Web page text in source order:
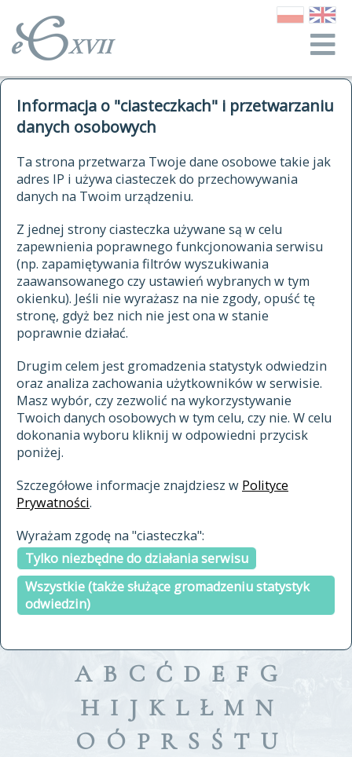
Informacja o "ciasteczkach" i przetwarzaniu
danych osobowych
Ta strona przetwarza Twoje dane osobowe takie jak
adres IP i używa ciasteczek do przechowywania
danych na Twoim urządzeniu.
Z jednej strony ciasteczka używane są w celu
zapewnienia poprawnego funkcjonowania serwisu
(np. zapamiętywania filtrów wyszukiwania
zaawansowanego czy ustawień wybranych w tym
okienku). Jeśli nie wyrażasz na nie zgody, opuść tę
stronę, gdyż bez nich nie jest ona w stanie
poprawnie działać.
Drugim celem jest gromadzenia statystyk odwiedzin
oraz analiza zachowania użytkowników w serwisie.
Masz wybór, czy zezwolić na wykorzystywanie
Twoich danych osobowych w tym celu, czy nie. W celu
dokonania wyboru kliknij w odpowiedni przycisk
poniżej.
Szczegółowe informacje znajdziesz w Polityce
Prywatności.
Wyrażam zgodę na "ciasteczka":
Tylko niezbędne do działania serwisu
Wszystkie (także służące gromadzeniu statystyk
odwiedzin)
autorzy Słownika
historia
publikacje
źródła
autorzy tekstów źródłowych
zasady opracowania
statystyki
najnowsze hasła
ostatnio zmodyfikowane hasła
materiały archiwalne
cytowanie
kontakt
kwerendy
jak cytować Słownik
ELEKTRONICZNY SŁOWNIK
JĘZYKA POLSKIEGO
XVII I XVIII WIEKU
znajdź hasła
zaczynające się od
indeksie
a fronte
a tergo
A B C Ć D E F G
H I J K L Ł M N
O Ó P R S Ś T U